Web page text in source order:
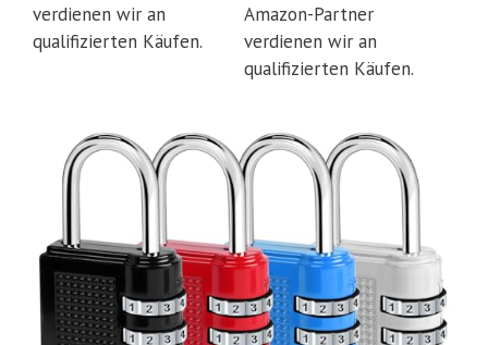
verdienen wir an
qualifizierten Käufen.
Amazon-Partner
verdienen wir an
qualifizierten Käufen.